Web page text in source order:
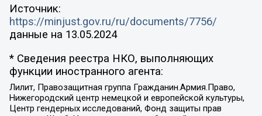
Источник:
https://minjust.gov.ru/ru/documents/7756/
данные на 13.05.2024
* Сведения реестра НКО, выполняющих
функции иностранного агента:
Лилит, Правозащитная группа Гражданин.Армия.Право,
Нижегородский центр немецкой и европейской культуры,
Центр гендерных исследований, Фонд защиты прав